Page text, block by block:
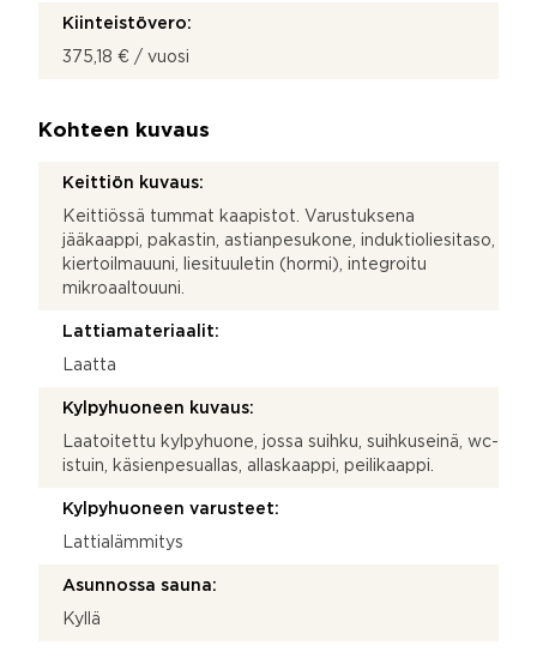
Kiinteistövero:
375,18 € / vuosi
Kohteen kuvaus
Keittiön kuvaus:
Keittiössä tummat kaapistot. Varustuksena
jääkaappi, pakastin, astianpesukone, induktioliesitaso,
kiertoilmauuni, liesituuletin (hormi), integroitu
mikroaaltouuni.
Lattiamateriaalit:
Laatta
Kylpyhuoneen kuvaus:
Laatoitettu kylpyhuone, jossa suihku, suihkuseinä, wc-
istuin, käsienpesuallas, allaskaappi, peilikaappi.
Kylpyhuoneen varusteet:
Lattialämmitys
Asunnossa sauna:
Kyllä